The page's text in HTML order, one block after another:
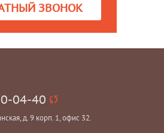
ЗВОНОК
04-40
д. 9 корп. 1, офис 32.